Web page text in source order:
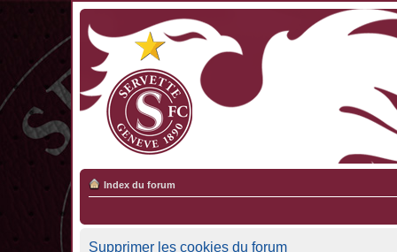
Index du forum
Supprimer les cookies du forum